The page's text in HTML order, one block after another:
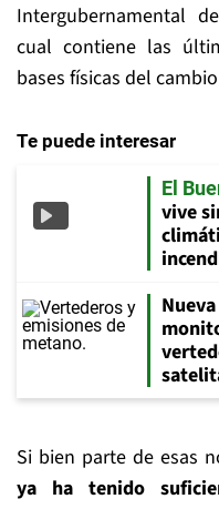
Intergubernamental
cual contiene las
bases físicas del
Te puede interesar
El
vive
Si bien parte de esas
ya ha tenido